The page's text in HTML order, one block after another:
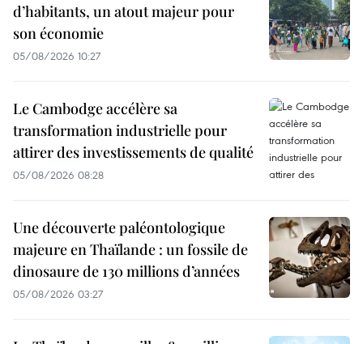
d’habitants, un atout majeur pour
son économie
05/08/2026 10:27
Le Cambodge accélère sa
transformation industrielle pour
attirer des investissements de qualité
05/08/2026 08:28
Une découverte paléontologique
majeure en Thaïlande : un fossile de
dinosaure de 130 millions d’années
05/08/2026 03:27